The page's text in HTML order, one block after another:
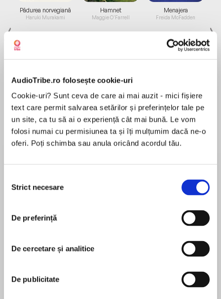
AudioTribe.ro folosește cookie-uri
Cookie-uri? Sunt ceva de care ai mai auzit - mici fișiere
text care permit salvarea setărilor și preferințelor tale pe
un site, ca tu să ai o experiență cât mai bună. Le vom
folosi numai cu permisiunea ta și îți mulțumim dacă ne-o
oferi. Poți schimba sau anula oricând acordul tău.
consimțământului
Strict necesare
De preferință
De cercetare și analitice
De publicitate
Pădurea norvegiană
Haruki Murakami
de...
Dani Francis
Hamnet
Maggie O'Farrell
la...
Lauren Weisberger
Menajera
Freida McFadden
Sohn Won-pyung
Joseph O'Connor și John Seymour prezintă, cu
tehnici abordate de NLP de-a lungul deceniilor.
NLP-ul se bazează pe ultimele descoperiri din
domeniul psihologiei: de fapt, e vorba despre
tehnici străvechi de transformare a
căror sens științific a fost clarificat abia de
În acest moment nu există recenzii